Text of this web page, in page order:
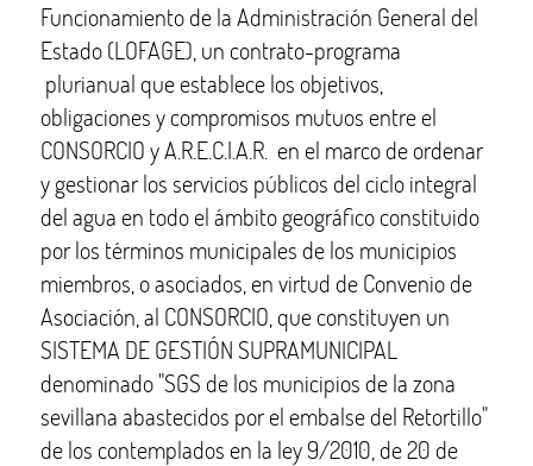
Funcionamiento de la Administración General del
Estado (LOFAGE), un contrato-programa
plurianual que establece los objetivos,
obligaciones y compromisos mutuos entre el
CONSORCIO y A.R.E.C.I.A.R. en el marco de ordenar
y gestionar los servicios públicos del ciclo integral
del agua en todo el ámbito geográfico constituido
por los términos municipales de los municipios
miembros, o asociados, en virtud de Convenio de
Asociación, al CONSORCIO, que constituyen un
SISTEMA DE GESTIÓN SUPRAMUNICIPAL
denominado "SGS de los municipios de la zona
sevillana abastecidos por el embalse del Retortillo"
de los contemplados en la ley 9/2010, de 20 de